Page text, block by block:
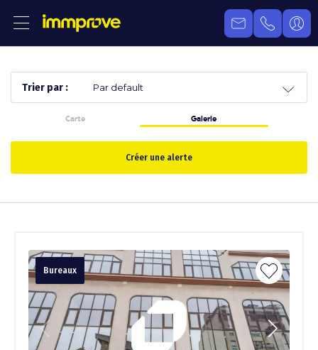
Trier par :
Carte Galerie
Créer une alerte
Bureaux